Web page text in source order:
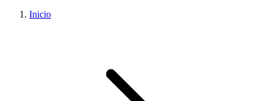
Inicio